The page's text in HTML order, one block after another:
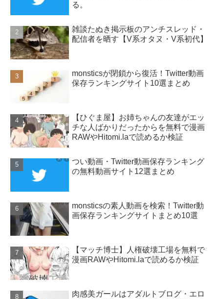
る。
雑談たぬき掲示板のアンチスレッド・
配信者を晒す【V系オタヌ・V系初代】
monsticsが閉鎖から復活！Twitter動画
保存ランキングサイト10選まとめ
【ひぐま屋】お姉ちゃんの友達がエッ
チな人ばかりだったからを無料で漫画
RAWやHitomi.laで読めるか検証
つい動画・Twitter動画保存ランキング
の無料動画サイト12選まとめ
monsticsの素人動画を検索！Twitter動
画保存ランキングサイトまとめ10選
【マッチ博士】人権破壊工場を無料で
漫画RAWやHitomi.laで読めるか検証
肉感美ガールはアダルトブログ・エロ